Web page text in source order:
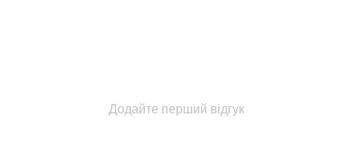
Додайте перший відгук